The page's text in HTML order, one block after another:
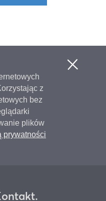
z
bez
plików
prywatności